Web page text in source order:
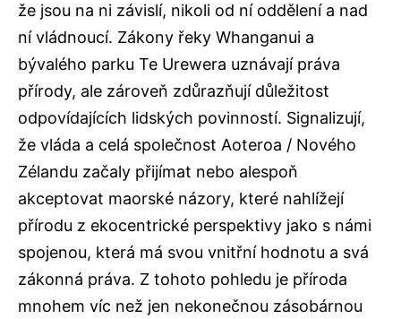
že jsou na ni závislí, nikoli od ní oddělení a nad
ní vládnoucí. Zákony řeky Whanganui a
bývalého parku Te Urewera uznávají práva
přírody, ale zároveň zdůrazňují důležitost
odpovídajících lidských povinností. Signalizují,
že vláda a celá společnost Aoteroa / Nového
Zélandu začaly přijímat nebo alespoň
akceptovat maorské názory, které nahlížejí
přírodu z ekocentrické perspektivy jako s námi
spojenou, která má svou vnitřní hodnotu a svá
zákonná práva. Z tohoto pohledu je příroda
mnohem víc než jen nekonečnou zásobárnou